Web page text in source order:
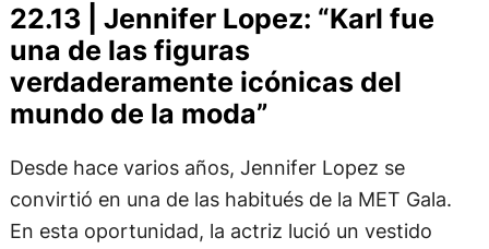
22.13 | Jennifer Lopez: “Karl fue
una de las figuras
verdaderamente icónicas del
mundo de la moda”
Desde hace varios años, Jennifer Lopez se
convirtió en una de las habitués de la MET Gala.
En esta oportunidad, la actriz lució un vestido